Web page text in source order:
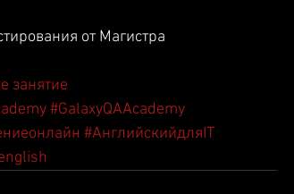
от Магистра
занятие
#GalaxyQAAcademy
#АнглийскийдляIT